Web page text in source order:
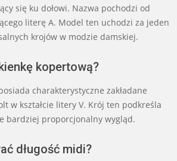
się ku dołowi. Nazwa pochodzi od
literę A. Model ten uchodzi za jeden
krojów w modzie damskiej.
kopertową?
charakterystyczne zakładane
w kształcie litery V. Krój ten podkreśla
bardziej proporcjonalny wygląd.
długość midi?